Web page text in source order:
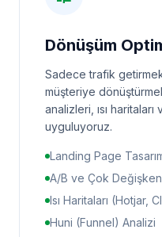
Dönüşüm
Sadece trafik
müşteriye
analizleri, ısı
uyguluyoruz.
Landing Page
A/B ve Çok
Isı Haritaları (Hotjar,
Huni (Funnel) Analizi